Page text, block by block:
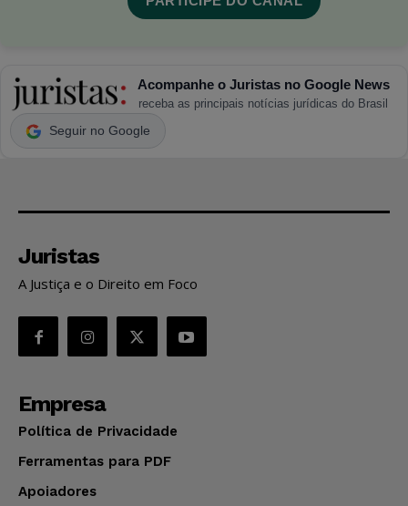
Acompanhe o Juristas no Google News
receba as principais notícias jurídicas do Brasil
Seguir no Google
Juristas
A Justiça e o Direito em Foco
Empresa
Política de Privacidade
Ferramentas para PDF
Apoiadores